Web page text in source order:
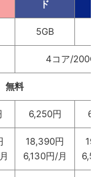
ド
5GB
4コア/
無料
6,250円
18,390円
6,130円/月